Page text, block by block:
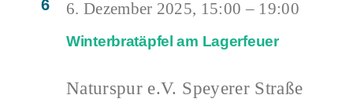
6
Winterbratäpfel am Lagerfeuer
6. Dezember 2025, 15:00 – 19:00
Naturspur e.V. Speyerer Straße